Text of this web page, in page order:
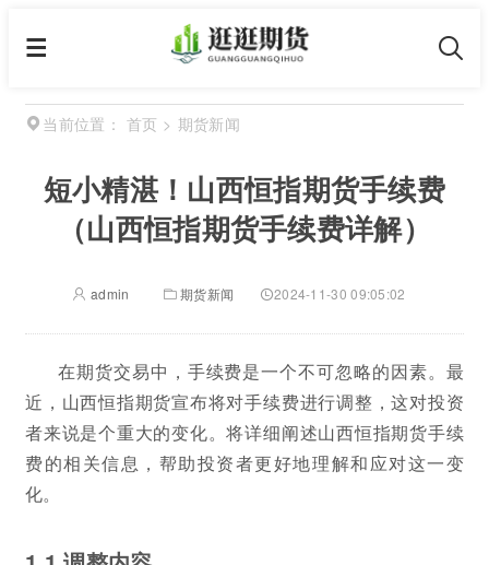
当前位置： 首页 > 期货新闻
短小精湛！山西恒指期货手续费
（山西恒指期货手续费详解）
admin 期货新闻 2024-11-30 09:05:02
在期货交易中，手续费是一个不可忽略的因素。最
近，山西恒指期货宣布将对手续费进行调整，这对投资
者来说是个重大的变化。将详细阐述山西恒指期货手续
费的相关信息，帮助投资者更好地理解和应对这一变
化。